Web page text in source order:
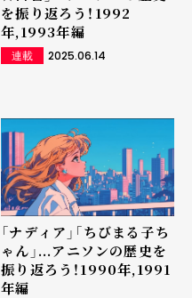
を振り返ろう！1992
年,1993年編
連載 2025.06.14
「ナディア」「ちびまる子ち
ゃん」...アニソンの歴史を
振り返ろう！1990年,1991
年編